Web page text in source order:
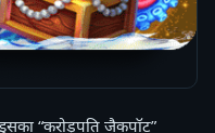
“करोड़पति जैकपॉट”